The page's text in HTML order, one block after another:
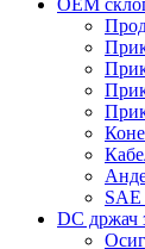
SAE
DC држач